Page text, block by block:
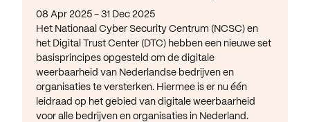
08 Apr 2025 - 31 Dec 2025
Het Nationaal Cyber Security Centrum (NCSC) en
het Digital Trust Center (DTC) hebben een nieuwe set
basisprincipes opgesteld om de digitale
weerbaarheid van Nederlandse bedrijven en
organisaties te versterken. Hiermee is er nu één
leidraad op het gebied van digitale weerbaarheid
voor alle bedrijven en organisaties in Nederland.